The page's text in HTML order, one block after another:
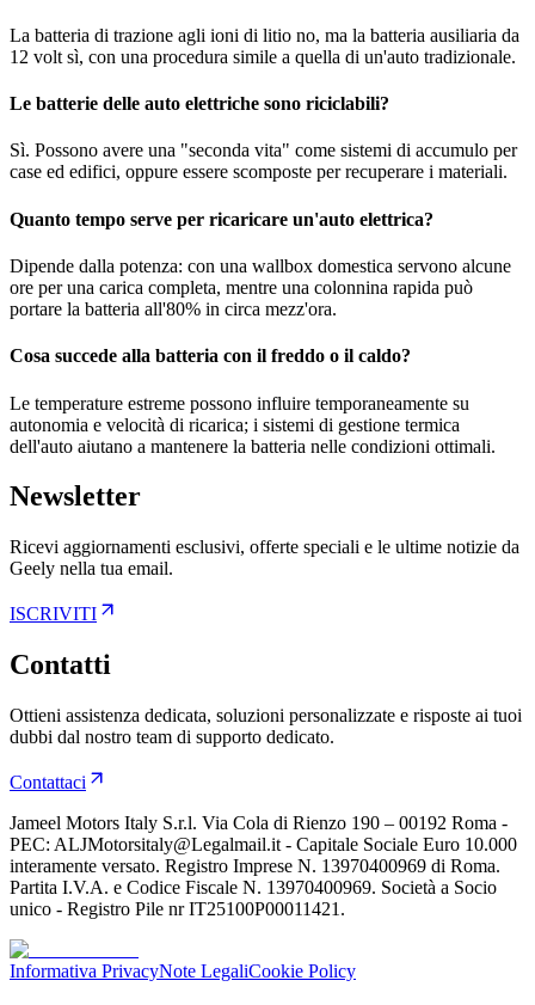
La batteria di trazione agli ioni di litio no, ma la batteria ausiliaria da
12 volt sì, con una procedura simile a quella di un'auto tradizionale.
Le batterie delle auto elettriche sono riciclabili?
Sì. Possono avere una "seconda vita" come sistemi di accumulo per
case ed edifici, oppure essere scomposte per recuperare i materiali.
Quanto tempo serve per ricaricare un'auto elettrica?
Dipende dalla potenza: con una wallbox domestica servono alcune
ore per una carica completa, mentre una colonnina rapida può
portare la batteria all'80% in circa mezz'ora.
Cosa succede alla batteria con il freddo o il caldo?
Le temperature estreme possono influire temporaneamente su
autonomia e velocità di ricarica; i sistemi di gestione termica
dell'auto aiutano a mantenere la batteria nelle condizioni ottimali.
Newsletter
Ricevi aggiornamenti esclusivi, offerte speciali e le ultime notizie da
Geely nella tua email.
ISCRIVITI
Contatti
Ottieni assistenza dedicata, soluzioni personalizzate e risposte ai tuoi
dubbi dal nostro team di supporto dedicato.
Contattaci
Jameel Motors Italy S.r.l. Via Cola di Rienzo 190 – 00192 Roma -
PEC: ALJMotorsitaly@Legalmail.it - Capitale Sociale Euro 10.000
interamente versato. Registro Imprese N. 13970400969 di Roma.
Partita I.V.A. e Codice Fiscale N. 13970400969. Società a Socio
unico - Registro Pile nr IT25100P00011421.
Informativa PrivacyNote LegaliCookie Policy